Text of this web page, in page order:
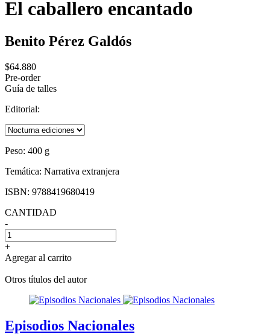
El caballero encantado
Benito Pérez Galdós
$64.880
Pre-order
Guía de talles
Editorial:
Peso: 400 g
Temática: Narrativa extranjera
ISBN: 9788419680419
CANTIDAD
-
+
Agregar al carrito
Otros títulos del autor
Episodios Nacionales